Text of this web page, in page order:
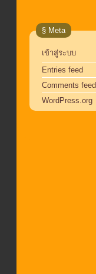
§ Meta
เข้าสู่ระบบ
Entries feed
Comments feed
WordPress.org